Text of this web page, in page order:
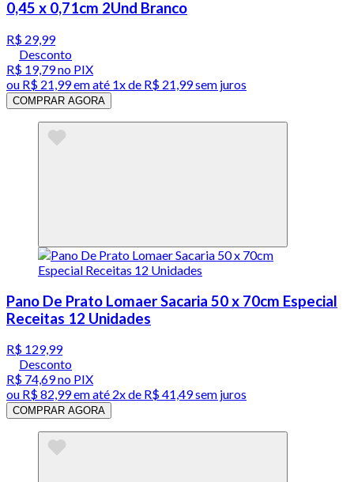
0,45 x 0,71cm 2Und Branco
R$ 29,99
Desconto
R$ 19,79no PIX
ou R$ 21,99em até 1x de R$ 21,99sem juros
COMPRAR AGORA
Pano De Prato Lomaer Sacaria 50 x 70cm Especial
Receitas 12 Unidades
R$ 129,99
Desconto
R$ 74,69no PIX
ou R$ 82,99em até 2x de R$ 41,49 sem juros
COMPRAR AGORA